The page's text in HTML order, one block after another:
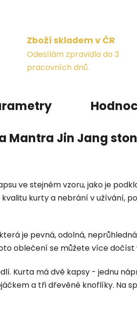
Zboží skladem v ČR
Odesílám zpravidla do 3
pracovních dnů.
Mantra Jin Jang
ve stejném vzoru, jako je
kurty a nebrání v užívání,
je pevná, odolná,
oblečení se můžete více dočíst
Kurta má dvě kapsy - jednu
a tři dřevěné knoflíky. Na